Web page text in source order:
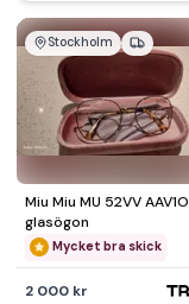
Stockholm
Miu Miu MU 52VV
glasögon
Mycket bra skick
2 000 kr